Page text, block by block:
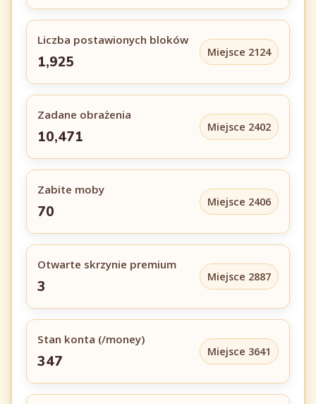
Liczba postawionych bloków
1,925
Miejsce 2124
Zadane obrażenia
10,471
Miejsce 2402
Zabite moby
70
Miejsce 2406
Otwarte skrzynie premium
3
Miejsce 2887
Stan konta (/money)
347
Miejsce 3641